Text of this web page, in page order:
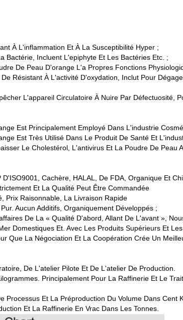
À L'inflammation Et À La Susceptibilité Hyper ;
Bactérie, Incluent L'epiphyte Et Les Bactéries Etc. ;
De Peau D'orange L'a Propres Fonctions
Résistant À L'activité D'oxydation, Inclut Pour
L'appareil Circulatoire À Nuire Par Défectuosité,
Est Principalement Employé Dans L'industrie
Est Très Utilisé Dans Le Produit De Santé Et
Le Cholestérol, L'antivirus Et La Poudre De
Cachère, HALAL, De FDA, Organique Et
Et La Qualité Peut Être Commandée
Prix Raisonnable, La Livraison Rapide
Aucun Additifs, Organiquement Développés ;
De La « Qualité D'abord, Allant De L'avant »,
Domestiques Et. Avec Les Produits Supérieurs Et
Que La Négociation Et La Coopération Crée Un
De L'atelier Pilote Et De L'atelier De Production.
Principalement Pour La Raffinerie Et Le
Processus Et La Préproduction Du Volume Dans Cent
Et La Raffinerie En Vrac Dans Les Tonnes.